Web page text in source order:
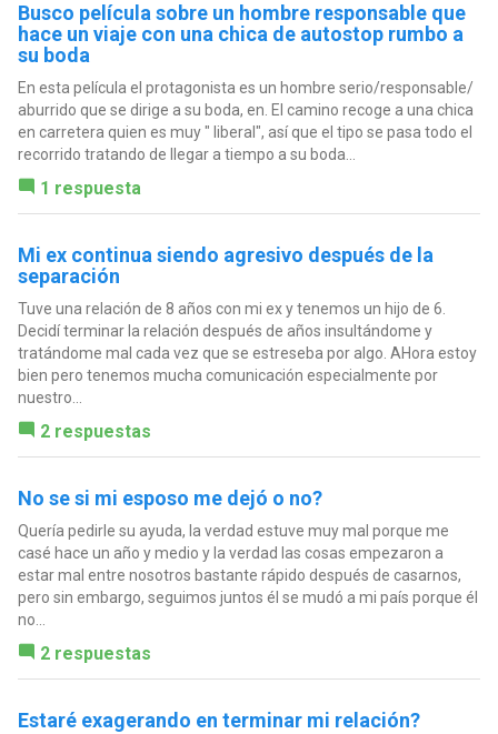
Busco película sobre un hombre responsable que
hace un viaje con una chica de autostop rumbo a
su boda
En esta película el protagonista es un hombre serio/responsable/
aburrido que se dirige a su boda, en. El camino recoge a una chica
en carretera quien es muy " liberal", así que el tipo se pasa todo el
recorrido tratando de llegar a tiempo a su boda...
1 respuesta
Mi ex continua siendo agresivo después de la
separación
Tuve una relación de 8 años con mi ex y tenemos un hijo de 6.
Decidí terminar la relación después de años insultándome y
tratándome mal cada vez que se estreseba por algo. AHora estoy
bien pero tenemos mucha comunicación especialmente por
nuestro...
2 respuestas
No se si mi esposo me dejó o no?
Quería pedirle su ayuda, la verdad estuve muy mal porque me
casé hace un año y medio y la verdad las cosas empezaron a
estar mal entre nosotros bastante rápido después de casarnos,
pero sin embargo, seguimos juntos él se mudó a mi país porque él
no...
2 respuestas
Estaré exagerando en terminar mi relación?